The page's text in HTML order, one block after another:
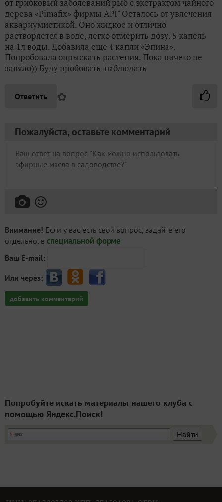
от грибковый заболеваний рыб с экстрактом чайного
дерева «Pimafix» фирмы API" Осталось от увлечения
аквариумистикой. Оно жидкое и отлично
растворяется в воде, легко отмерить дозу. 5 капель
на 1л воды. Добавила еще 4 капли «Эпина».
Попробовала опрыскать растения. Пока ничего не
завяло)) Буду пробовать-наблюдать
Ответить ✿
Пожалуйста, оставьте комментарий
Внимание! Если у вас есть свой вопрос, задайте его
отдельно, в специальной форме
Ваш E-mail:
Или через:
добавить комментарий
Попробуйте искать материалы нашего клуба с
помощью Яндекс.Поиск!